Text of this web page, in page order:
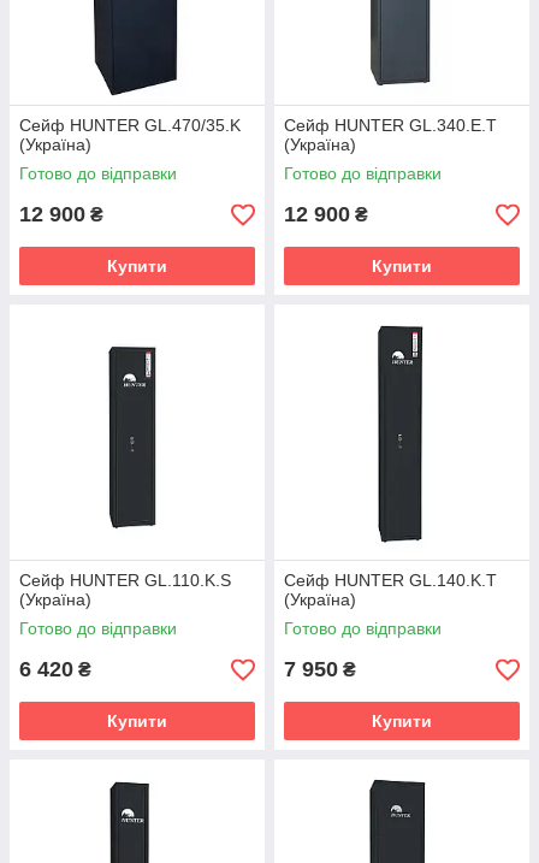
Сейф HUNTER GL.470/35.K
(Україна)
Готово до відправки
12 900 ₴
Купити
Сейф HUNTER GL.340.E.T
(Україна)
Готово до відправки
12 900 ₴
Купити
Сейф HUNTER GL.110.K.S
(Україна)
Готово до відправки
6 420 ₴
Купити
Сейф HUNTER GL.140.K.T
(Україна)
Готово до відправки
7 950 ₴
Купити